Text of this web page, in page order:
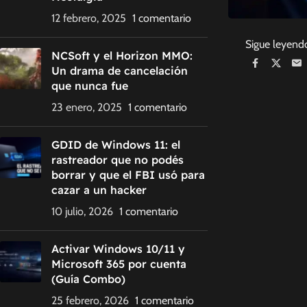
12 febrero, 2025 1 comentario
NCSoft y el Horizon MMO:
Un drama de cancelación
que nunca fue
23 enero, 2025 1 comentario
GDID de Windows 11: el
rastreador que no podés
borrar y que el FBI usó para
cazar a un hacker
10 julio, 2026 1 comentario
Activar Windows 10/11 y
Microsoft 365 por cuenta
(Guía Combo)
25 febrero, 2026 1 comentario
Sigue